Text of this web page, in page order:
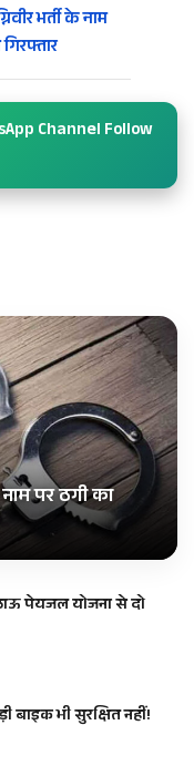
भर्ती के नाम
Channel Follow
पर ठगी का
पेयजल योजना से दो
भी सुरक्षित नहीं!